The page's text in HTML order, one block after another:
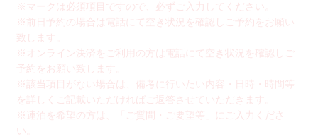
※マークは必須項目ですので、必ずご入力してください。
※前日予約の場合は電話にて空き状況を確認しご予約をお願い
致します。
※オンライン決済をご利用の方は電話にて空き状況を確認しご
予約をお願い致します。
※該当項目がない場合は、備考に行いたい内容・日時・時間等
を詳しくご記載いただければご返答させていただきます。
※連泊を希望の方は、「ご質問・ご要望等」にご入力くださ
い。